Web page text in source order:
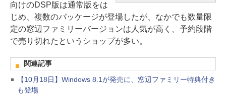
向けのDSP版は通常版をは
じめ、複数のパッケージが登場したが、なかでも数量限
定の窓辺ファミリーバージョンは人気が高く、予約段階
で売り切れたというショップが多い。
関連記事
【10月18日】Windows 8.1が発売に、窓辺ファミリー特典付き
も登場